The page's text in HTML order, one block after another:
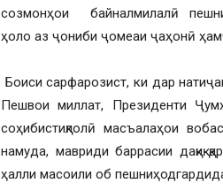
созмонҳои байналмилалӣ
ҳоло аз ҷониби ҷомеаи ҷаҳонӣ
Боиси сарфарозист, ки дар
Пешвои миллат, Президенти
соҳибистиқлолӣ масъалаҳои
намуда, мавриди баррасии дақиқ
ҳалли масоили об